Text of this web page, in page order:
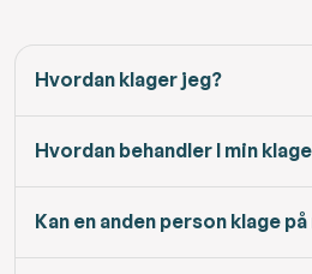
Hvordan klager jeg?
Hvordan behandler I min
Kan en anden person klage